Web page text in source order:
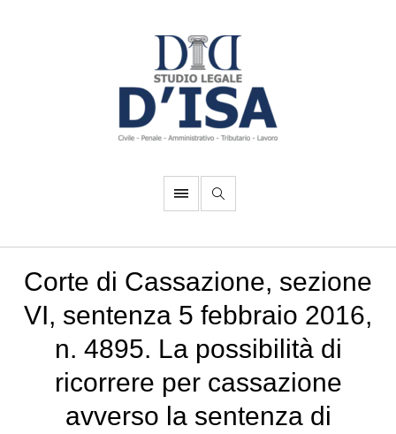
Corte di Cassazione, sezione
VI, sentenza 5 febbraio 2016,
n. 4895. La possibilità di
ricorrere per cassazione
avverso la sentenza di